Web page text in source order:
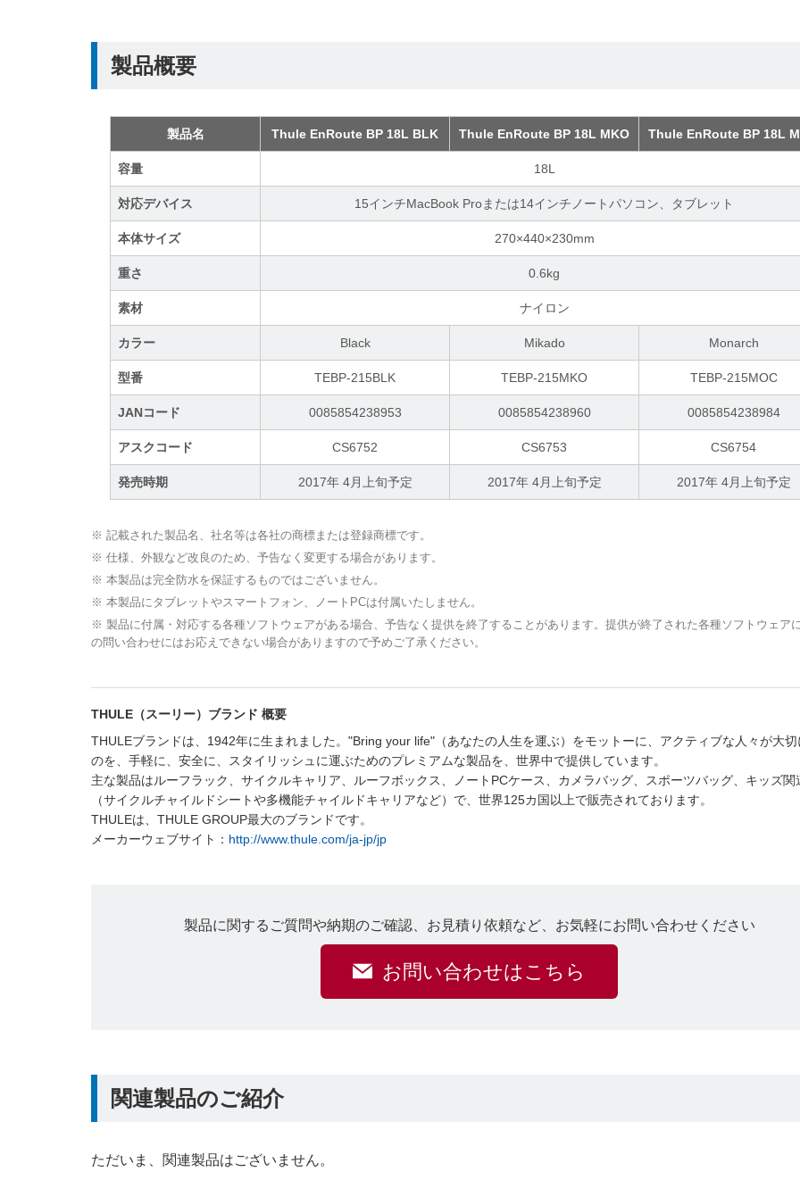
製品概要
製品名 Thule EnRoute BP 18L BLK Thule EnRoute BP 18L MKO Thule EnRoute BP 18L
容量 18L
対応デバイス 15インチMacBook Proまたは14インチノートパソコン、タブレット
本体サイズ 270×440×230mm
重さ 0.6kg
素材 ナイロン
カラー Black Mikado Monarch
型番 TEBP-215BLK TEBP-215MKO TEBP-215MOC
JANコード 0085854238953 0085854238960 0085854238984
アスクコード CS6752 CS6753 CS6754
発売時期 2017年 4月上旬予定 2017年 4月上旬予定 2017年 4月上旬予定
※ 記載された製品名、社名等は各社の商標または登録商標です。
※ 仕様、外観など改良のため、予告なく変更する場合があります。
※ 本製品は完全防水を保証するものではございません。
※ 本製品にタブレットやスマートフォン、ノートPCは付属いたしません。
※ 製品に付属・対応する各種ソフトウェアがある場合、予告なく提供を終了することがあります。提供が終了された各種ソフトウェア
の問い合わせにはお応えできない場合がありますので予めご了承ください。
THULE（スーリー）ブランド 概要
THULEブランドは、1942年に生まれました。"Bring your life"（あなたの人生を運ぶ）をモットーに、アクティブな人々が大
のを、手軽に、安全に、スタイリッシュに運ぶためのプレミアムな製品を、世界中で提供しています。
主な製品はルーフラック、サイクルキャリア、ルーフボックス、ノートPCケース、カメラバッグ、スポーツバッグ、キッズ関
（サイクルチャイルドシートや多機能チャイルドキャリアなど）で、世界125カ国以上で販売されております。
THULEは、THULE GROUP最大のブランドです。
メーカーウェブサイト： http://www.thule.com/ja-jp/jp
製品に関するご質問や納期のご確認、お見積り依頼など、お気軽にお問い合わせください
お問い合わせはこちら
関連製品のご紹介
ただいま、関連製品はございません。